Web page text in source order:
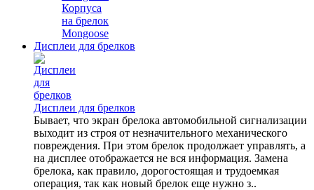
Корпуса
на брелок
Mongoose
Дисплеи для брелков
Дисплеи для брелков
Бывает, что экран брелока автомобильной сигнализации
выходит из строя от незначительного механического
повреждения. При этом брелок продолжает управлять, а
на дисплее отображается не вся информация. Замена
брелока, как правило, дорогостоящая и трудоемкая
операция, так как новый брелок еще нужно з..